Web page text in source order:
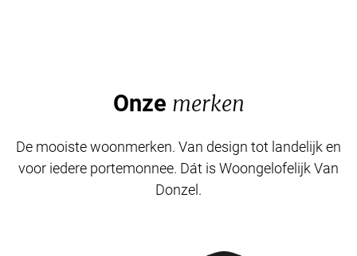
Onze merken
De mooiste woonmerken. Van design tot landelijk en
voor iedere portemonnee. Dát is Woongelofelijk Van
Donzel.